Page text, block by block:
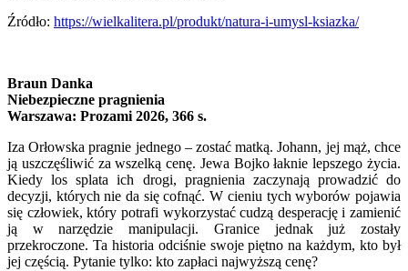
Źródło: https://wielkalitera.pl/produkt/natura-i-umysl-ksiazka/
Braun Danka
Niebezpieczne pragnienia
Warszawa: Prozami 2026, 366 s.
Iza Orłowska pragnie jednego – zostać matką. Johann, jej mąż, chce
ją uszczęśliwić za wszelką cenę. Jewa Bojko łaknie lepszego życia.
Kiedy los splata ich drogi, pragnienia zaczynają prowadzić do
decyzji, których nie da się cofnąć. W cieniu tych wyborów pojawia
się człowiek, który potrafi wykorzystać cudzą desperację i zamienić
ją w narzędzie manipulacji. Granice jednak już zostały
przekroczone. Ta historia odciśnie swoje piętno na każdym, kto był
jej częścią. Pytanie tylko: kto zapłaci najwyższą cenę?